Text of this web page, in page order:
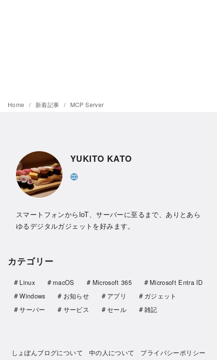
Home 新着記事 MCP Server
YUKITO KATO
スマートフォンからIoT、サーバーに至るまで、ありとあら
ゆるデジタルガジェットを好みます。
カテゴリー
Linux macOS Microsoft 365
Microsoft Entra ID
Windows
お知らせ アプリ
ガジェット
サーバー
サービス セール 雑記
しょぼんブログについて 中の人について プライバシーポリシー